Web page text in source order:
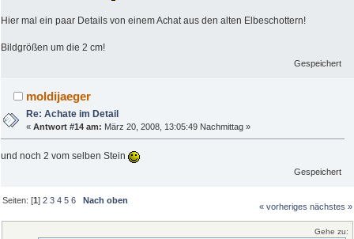
Hier mal ein paar Details von einem Achat aus den alten Elbeschottern!
Bildgrößen um die 2 cm!
Gespeichert
moldijaeger
Re: Achate im Detail
«Antwort #14 am: März 20, 2008, 13:05:49 Nachmittag »
und noch 2 vom selben Stein
Gespeichert
Seiten: [1]2 3 4 5 6 Nach oben
« vorheriges nächstes »
Gehe zu: